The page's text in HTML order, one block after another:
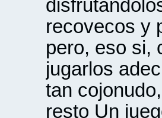
recovecos y
pero, eso si,
jugarlos
tan
resto Un